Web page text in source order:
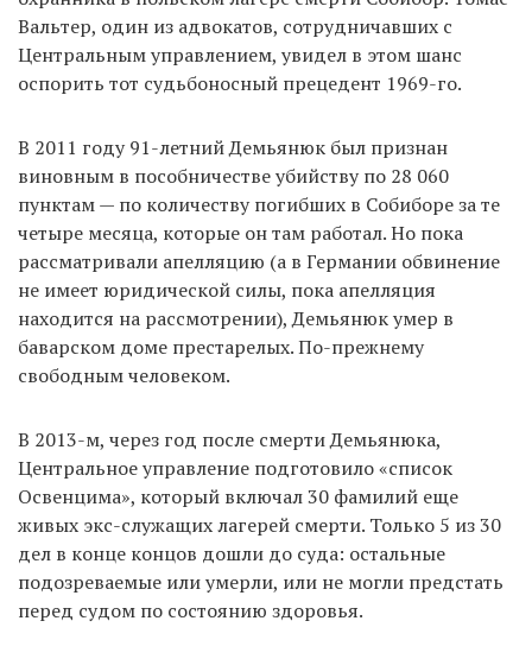
Вальтер, один из адвокатов, сотрудничавших с
Центральным управлением, увидел в этом шанс
оспорить тот судьбоносный прецедент 1969-го.
В 2011 году 91-летний Демьянюк был признан
виновным в пособничестве убийству по 28 060
пунктам — по количеству погибших в Собиборе за те
четыре месяца, которые он там работал. Но пока
рассматривали апелляцию (а в Германии обвинение
не имеет юридической силы, пока апелляция
находится на рассмотрении), Демьянюк умер в
баварском доме престарелых. По-прежнему
свободным человеком.
В 2013-м, через год после смерти Демьянюка,
Центральное управление подготовило «список
Освенцима», который включал 30 фамилий еще
живых экс-служащих лагерей смерти. Только 5 из 30
дел в конце концов дошли до суда: остальные
подозреваемые или умерли, или не могли предстать
перед судом по состоянию здоровья.